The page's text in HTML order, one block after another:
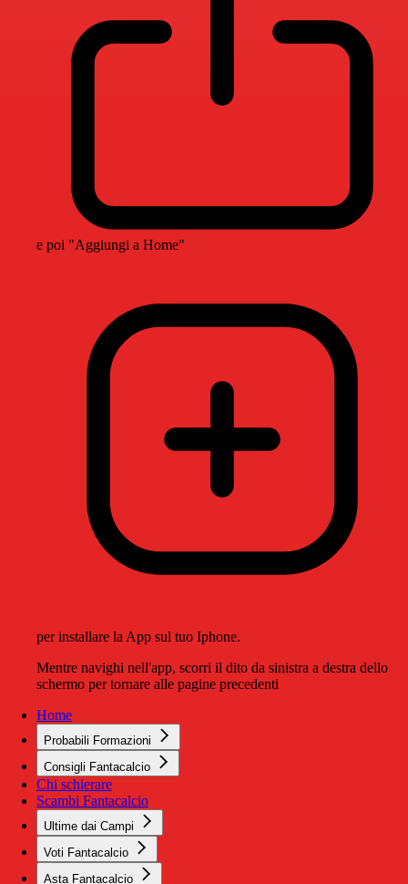
e poi "Aggiungi a Home"
per installare la App sul tuo Iphone.
Mentre navighi nell'app, scorri il dito da sinistra a destra dello
schermo per tornare alle pagine precedenti
Home
Probabili Formazioni
Consigli Fantacalcio
Chi schierare
Scambi Fantacalcio
Ultime dai Campi
Voti Fantacalcio
Asta Fantacalcio